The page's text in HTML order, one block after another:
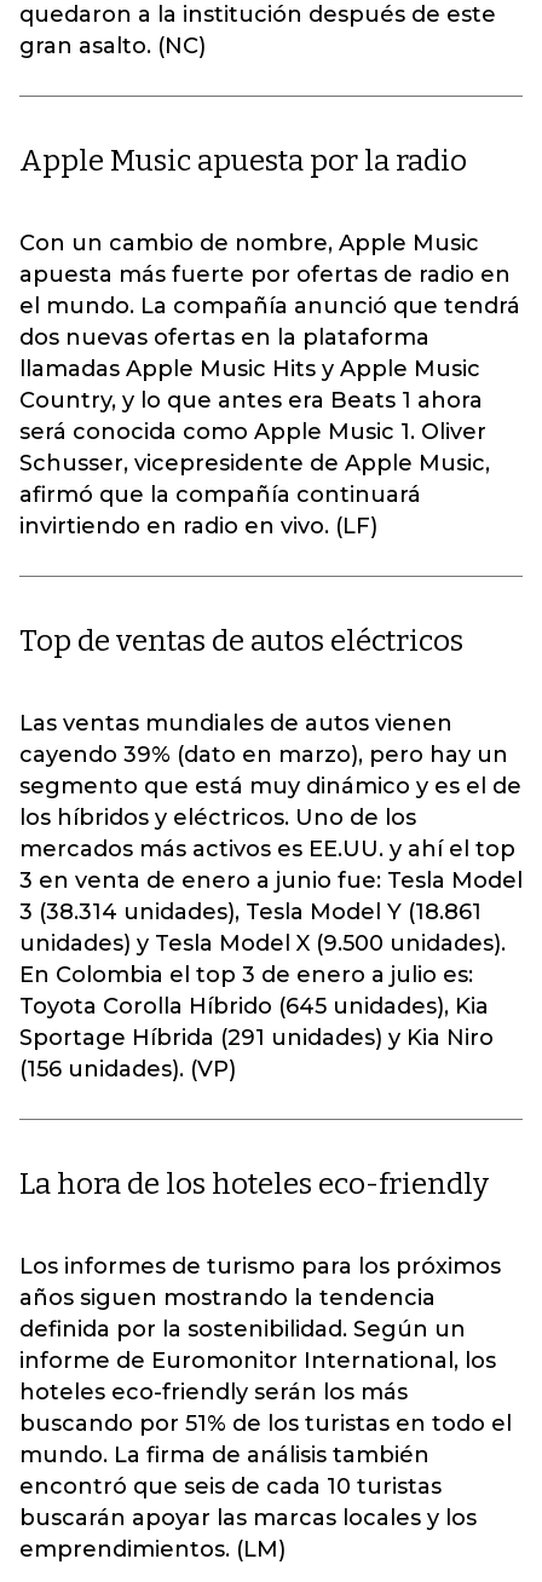
quedaron a la institución después de este
gran asalto. (NC)
Apple Music apuesta por la radio
Con un cambio de nombre, Apple Music
apuesta más fuerte por ofertas de radio en
el mundo. La compañía anunció que tendrá
dos nuevas ofertas en la plataforma
llamadas Apple Music Hits y Apple Music
Country, y lo que antes era Beats 1 ahora
será conocida como Apple Music 1. Oliver
Schusser, vicepresidente de Apple Music,
afirmó que la compañía continuará
invirtiendo en radio en vivo. (LF)
Top de ventas de autos eléctricos
Las ventas mundiales de autos vienen
cayendo 39% (dato en marzo), pero hay un
segmento que está muy dinámico y es el de
los híbridos y eléctricos. Uno de los
mercados más activos es EE.UU. y ahí el top
3 en venta de enero a junio fue: Tesla Model
3 (38.314 unidades), Tesla Model Y (18.861
unidades) y Tesla Model X (9.500 unidades).
En Colombia el top 3 de enero a julio es:
Toyota Corolla Híbrido (645 unidades), Kia
Sportage Híbrida (291 unidades) y Kia Niro
(156 unidades). (VP)
La hora de los hoteles eco-friendly
Los informes de turismo para los próximos
años siguen mostrando la tendencia
definida por la sostenibilidad. Según un
informe de Euromonitor International, los
hoteles eco-friendly serán los más
buscando por 51% de los turistas en todo el
mundo. La firma de análisis también
encontró que seis de cada 10 turistas
buscarán apoyar las marcas locales y los
emprendimientos. (LM)